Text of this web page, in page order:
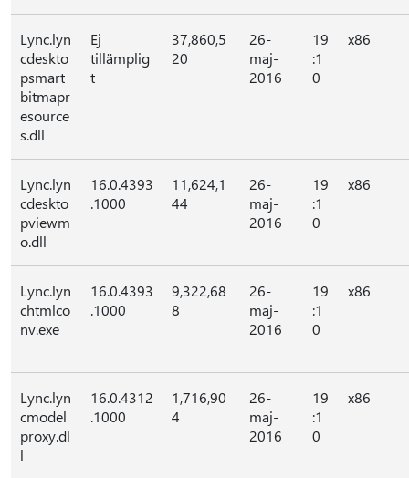
Lync.lyn
cdeskto
psmart
bitmapr
esource
s.dll
Ej
tillämplig
t
37,860,5
20
26-
maj-
2016
19
:1
0
x86
Lync.lyn
cdeskto
pviewm
o.dll
16.0.4393
.1000
11,624,1
44
26-
maj-
2016
19
:1
0
x86
Lync.lyn
chtmlco
nv.exe
16.0.4393
.1000
9,322,68
8
26-
maj-
2016
19
:1
0
x86
Lync.lyn
cmodel
proxy.dl
l
16.0.4312
.1000
1,716,90
4
26-
maj-
2016
19
:1
0
x86